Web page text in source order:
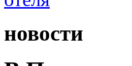
новости